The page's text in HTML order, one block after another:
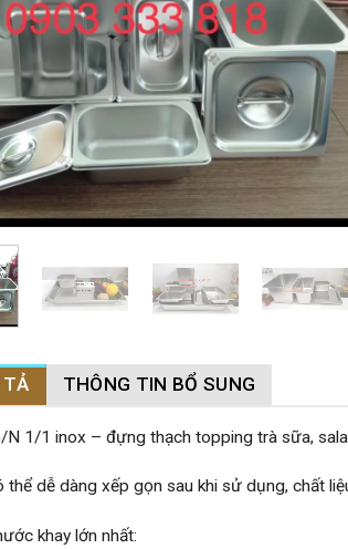
TẢ THÔNG TIN BỔ SUNG
N 1/1 inox – đựng thạch topping trà sữa,
thể dễ dàng xếp gọn sau khi sử dụng, chất
khay lớn nhất: